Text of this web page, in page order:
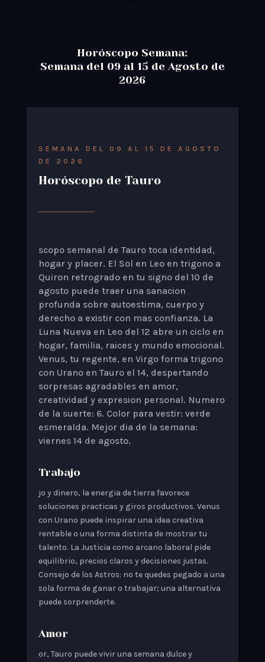
Horóscopo Semana:
Semana del 09 al 15 de Agosto de
2026
SEMANA DEL 09 AL 15 DE AGOSTO
DE 2026
Horóscopo de Tauro
scopo semanal de Tauro toca identidad,
hogar y placer. El Sol en Leo en trigono a
Quiron retrogrado en tu signo del 10 de
agosto puede traer una sanacion
profunda sobre autoestima, cuerpo y
derecho a existir con mas confianza. La
Luna Nueva en Leo del 12 abre un ciclo en
hogar, familia, raices y mundo emocional.
Venus, tu regente, en Virgo forma trigono
con Urano en Tauro el 14, despertando
sorpresas agradables en amor,
creatividad y expresion personal. Numero
de la suerte: 6. Color para vestir: verde
esmeralda. Mejor dia de la semana:
viernes 14 de agosto.
Trabajo
jo y dinero, la energia de tierra favorece
soluciones practicas y giros productivos. Venus
con Urano puede inspirar una idea creativa
rentable o una forma distinta de mostrar tu
talento. La Justicia como arcano laboral pide
equilibrio, precios claros y decisiones justas.
Consejo de los Astros: no te quedes pegado a una
sola forma de ganar o trabajar; una alternativa
puede sorprenderte.
Amor
or, Tauro puede vivir una semana dulce y